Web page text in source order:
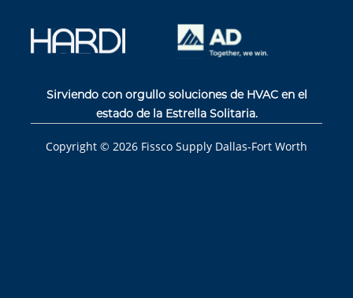
Sirviendo con orgullo soluciones de HVAC en el
estado de la Estrella Solitaria.
Copyright © 2026 Fissco Supply Dallas-Fort Worth